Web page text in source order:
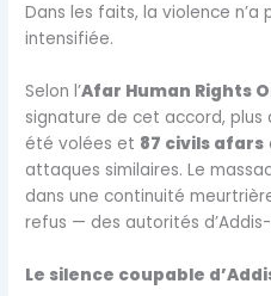
Dans les faits, la violence
intensifiée.
Selon l’Afar Human Rights
signature de cet accord, plus
été volées et 87 civils afars
attaques similaires. Le
dans une continuité
refus — des autorités
Le silence coupable